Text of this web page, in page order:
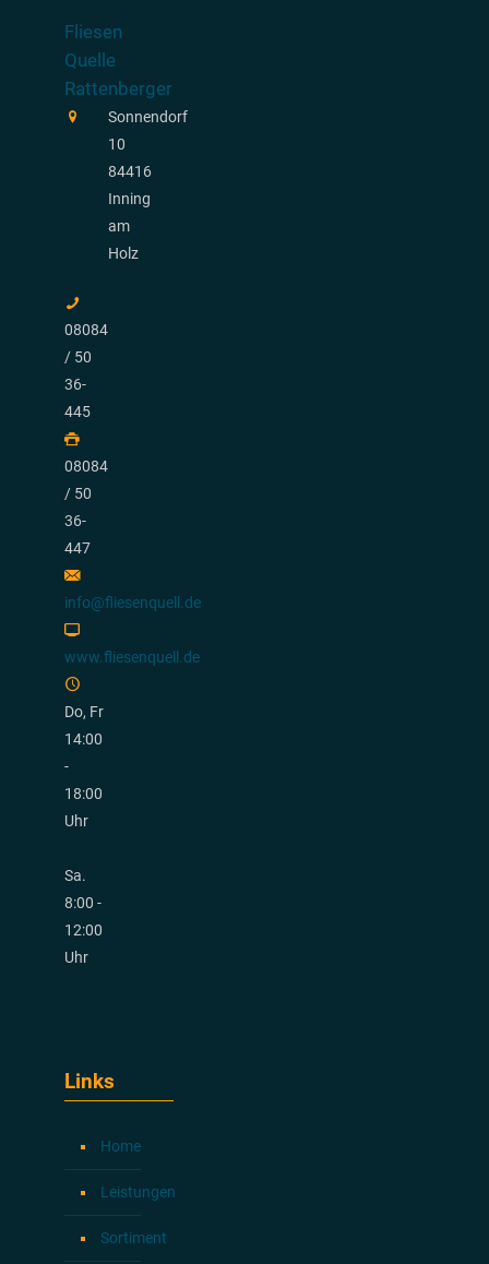
Fliesen
Quelle
Rattenberger
Sonnendorf
10
84416
Inning
am
Holz
08084
/ 50
36-
445
08084
/ 50
36-
447
info@fliesenquell.de
www.fliesenquell.de
Do, Fr
14:00
-
18:00
Uhr
Sa.
8:00 -
12:00
Uhr
Links
Home
Leistungen
Sortiment